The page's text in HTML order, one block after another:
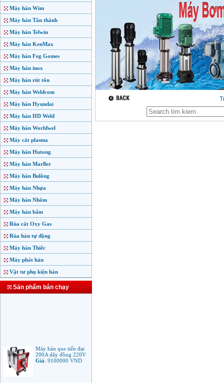
Máy hàn Wim
Máy hàn Tân thành
Máy hàn Telwin
Máy hàn KenMax
Máy hàn Feg Gomes
Máy hàn inox
Máy hàn rút tôn
Máy hàn Weldcom
Máy hàn Hyundai
Máy hàn HD Weld
Máy hàn Worldwel
Máy cắt plasma
Máy hàn Hutong
Máy hàn Marller
Máy hàn Bulông
Máy hàn Nhựa
Máy hàn Nhôm
Máy hàn bấm
Rùa cắt Oxy Gas
Rùa hàn tự động
Máy hàn Thiếc
Máy phát hàn
Vật tư phụ kiện hàn
Sản phẩm bán chạy
Máy hàn que tiến đạt
200A dây đồng 220V
Giá:9100000VND